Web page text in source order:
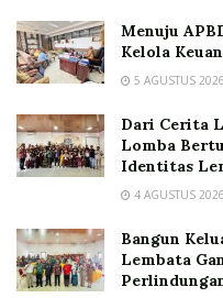
Menuju
Kelola
5 AGUSTUS 2026
Dari Cerita
Lomba
Identitas
4 AGUSTUS 2026
Bangun
Lembata